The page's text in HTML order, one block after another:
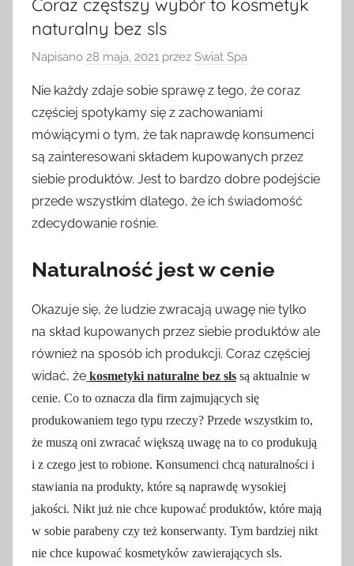
Coraz częstszy wybór to kosmetyk
naturalny bez sls
Napisano 28 maja, 2021 przez Swiat Spa
Nie każdy zdaje sobie sprawę z tego, że coraz
częściej spotykamy się z zachowaniami
mówiącymi o tym, że tak naprawdę konsumenci
są zainteresowani składem kupowanych przez
siebie produktów. Jest to bardzo dobre podejście
przede wszystkim dlatego, że ich świadomość
zdecydowanie rośnie.
Naturalność jest w cenie
Okazuje się, że ludzie zwracają uwagę nie tylko
na skład kupowanych przez siebie produktów ale
również na sposób ich produkcji. Coraz częściej
widać, że kosmetyki naturalne bez sls są aktualnie w
cenie. Co to oznacza dla firm zajmujących się
produkowaniem tego typu rzeczy? Przede wszystkim to,
że muszą oni zwracać większą uwagę na to co produkują
i z czego jest to robione. Konsumenci chcą naturalności i
stawiania na produkty, które są naprawdę wysokiej
jakości. Nikt już nie chce kupować produktów, które mają
w sobie parabeny czy też konserwanty. Tym bardziej nikt
nie chce kupować kosmetyków zawierających sls.